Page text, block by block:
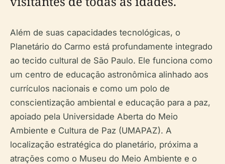
Além de suas capacidades tecnológicas, o
Planetário do Carmo está profundamente integrado
ao tecido cultural de São Paulo. Ele funciona como
um centro de educação astronômica alinhado aos
currículos nacionais e como um polo de
conscientização ambiental e educação para a paz,
apoiado pela Universidade Aberta do Meio
Ambiente e Cultura de Paz (UMAPAZ). A
localização estratégica do planetário, próxima a
atrações como o Museu do Meio Ambiente e o